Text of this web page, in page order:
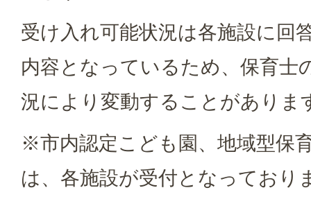
受け入れ可能状況は各施設に回
内容となっているため、保育士
況により変動することがありま
※市内認定こども園、地域型保
は、各施設が受付となっており